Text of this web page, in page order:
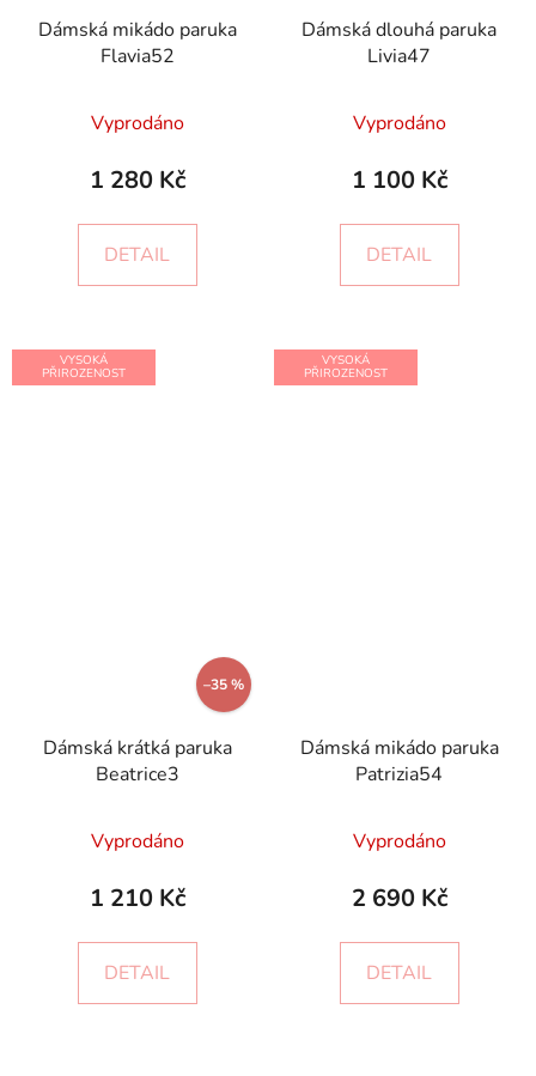
Dámská mikádo paruka
Flavia52
Vyprodáno
1 280 Kč
DETAIL
Dámská dlouhá paruka
Livia47
Vyprodáno
1 100 Kč
DETAIL
VYSOKÁ
PŘIROZENOST
–35 %
Dámská krátká paruka
Beatrice3
Vyprodáno
1 210 Kč
DETAIL
VYSOKÁ
PŘIROZENOST
Dámská mikádo paruka
Patrizia54
Vyprodáno
2 690 Kč
DETAIL